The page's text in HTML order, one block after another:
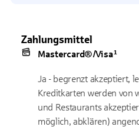
Zahlungsmittel
Mastercard®/Visa¹
Ja - begrenzt akzeptiert,
Kreditkarten werden von
und Restaurants
möglich, abklären)